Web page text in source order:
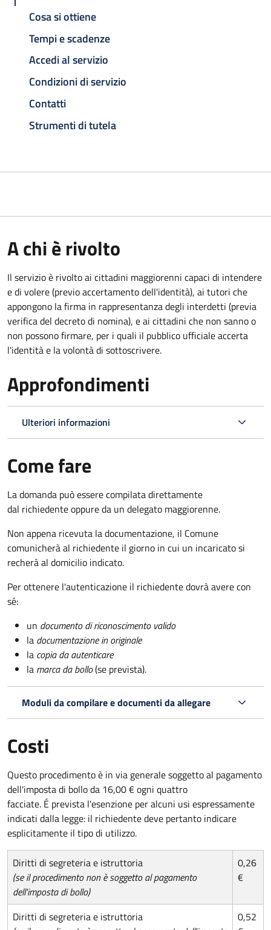
Cosa si ottiene
Tempi e scadenze
Accedi al servizio
Condizioni di servizio
Contatti
Strumenti di tutela
A chi è rivolto
Il servizio è rivolto ai cittadini maggiorenni capaci di intendere
e di volere (previo accertamento dell'identità), ai tutori che
appongono la firma in rappresentanza degli interdetti (previa
verifica del decreto di nomina), e ai cittadini che non sanno o
non possono firmare, per i quali il pubblico ufficiale accerta
l'identità e la volontà di sottoscrivere.
Approfondimenti
Ulteriori informazioni
Come fare
La domanda può essere compilata direttamente
dal richiedente oppure da un delegato maggiorenne.
Non appena ricevuta la documentazione, il Comune
comunicherà al richiedente il giorno in cui un incaricato si
recherà al domicilio indicato.
Per ottenere l'autenticazione il richiedente dovrà avere con
sé:
un documento di riconoscimento valido
la documentazione in originale
la copia da autenticare
la marca da bollo(se prevista).
Moduli da compilare e documenti da allegare
Costi
Questo procedimento è in via generale soggetto al pagamento
dell'imposta di bollo da 16,00 € ogni quattro
facciate. É prevista l'esenzione per alcuni usi espressamente
indicati dalla legge: il richiedente deve pertanto indicare
esplicitamente il tipo di utilizzo.
Diritti di segreteria e istruttoria
(se il procedimento non è soggetto al pagamento
dell'imposta di bollo)
0,26
€
Diritti di segreteria e istruttoria
0,52